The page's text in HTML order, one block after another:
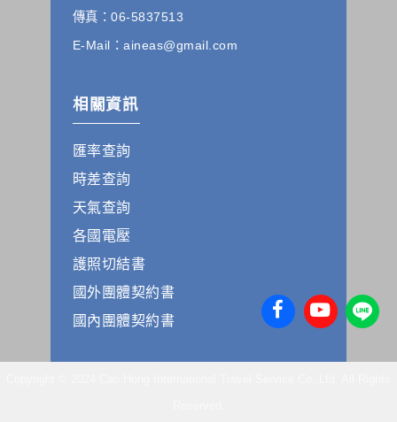
或電子郵件給您。本公司除了在該資料或電子郵件上註明是由
本公司發送，也會在該資料或電子郵件上提供您能隨時停止接
收這些資料或電子郵件的方法及說明。
本公司不會向任何人出售或出借您的個人識別資料。
1.遵守法令或政府機關的要求；或我們發覺您在網站上的行為
違反本公司旗下網站的會員條款或產品、服務的特定使用指
2.為了保護使用者個人隱私，我們無法為您查詢其他使用者的
向警政單位提出告訴，我們將全力配合警政單位調查並提供所
有相關資料，以協助調查及破案！
自我保護措施:
請妥善保管您在本公司及相關企業伙伴網站的帳號、密碼或個
傳真：06-5837513
E-Mail：aineas@gmail.com
相關資訊
匯率查詢
時差查詢
天氣查詢
各國電壓
護照切結書
國外團體契約書
國內團體契約書